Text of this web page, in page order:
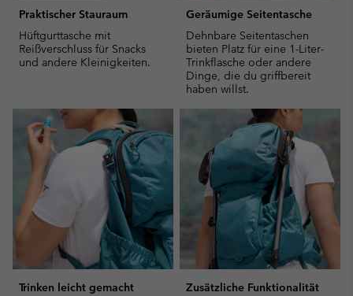
Praktischer Stauraum
Hüftgurttasche mit
Reißverschluss für Snacks
und andere Kleinigkeiten.
Geräumige Seitentasche
Dehnbare Seitentaschen
bieten Platz für eine 1-Liter-
Trinkflasche oder andere
Dinge, die du griffbereit
haben willst.
Trinken leicht gemacht
Zusätzliche Funktionalität